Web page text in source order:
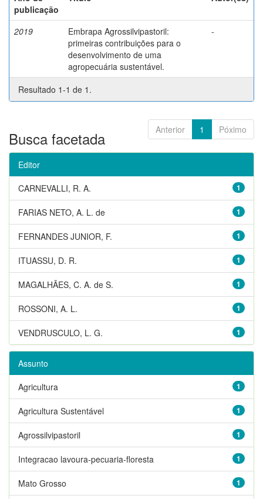
publicação
2019
Embrapa Agrossilvipastoril:
primeiras contribuições para o
desenvolvimento de uma
agropecuária sustentável.
-
Resultado 1-1 de 1.
Anterior 1 Póximo
Busca facetada
Editor
1
CARNEVALLI, R. A.
1
FARIAS NETO, A. L. de
1
FERNANDES JUNIOR, F.
1
ITUASSU, D. R.
1
MAGALHÃES, C. A. de S.
1
ROSSONI, A. L.
1
VENDRUSCULO, L. G.
Assunto
1
Agricultura
1
Agricultura Sustentável
1
Agrossilvipastoril
1
Integracao lavoura-pecuaria-floresta
1
Mato Grosso